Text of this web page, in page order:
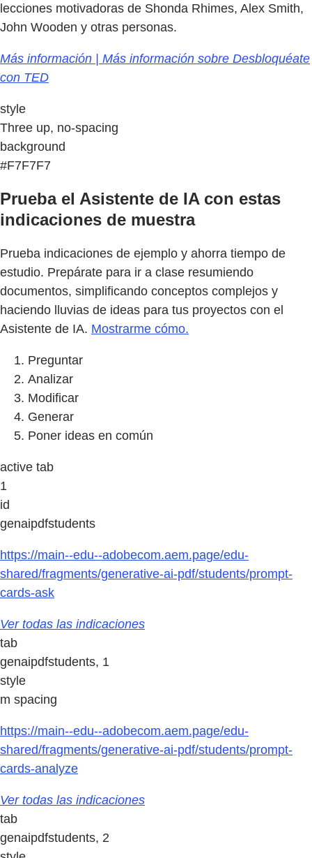
lecciones motivadoras de Shonda Rhimes, Alex Smith,
John Wooden y otras personas.
Más información | Más información sobre Desbloquéate
con TED
style
Three up, no-spacing
background
#F7F7F7
Prueba el Asistente de IA con estas
indicaciones de muestra
Prueba indicaciones de ejemplo y ahorra tiempo de
estudio. Prepárate para ir a clase resumiendo
documentos, simplificando conceptos complejos y
haciendo lluvias de ideas para tus proyectos con el
Asistente de IA. Mostrarme cómo.
Preguntar
Analizar
Modificar
Generar
Poner ideas en común
active tab
1
id
genaipdfstudents
https://main--edu--adobecom.aem.page/edu-
shared/fragments/generative-ai-pdf/students/prompt-
cards-ask
Ver todas las indicaciones
tab
genaipdfstudents, 1
style
m spacing
https://main--edu--adobecom.aem.page/edu-
shared/fragments/generative-ai-pdf/students/prompt-
cards-analyze
Ver todas las indicaciones
tab
genaipdfstudents, 2